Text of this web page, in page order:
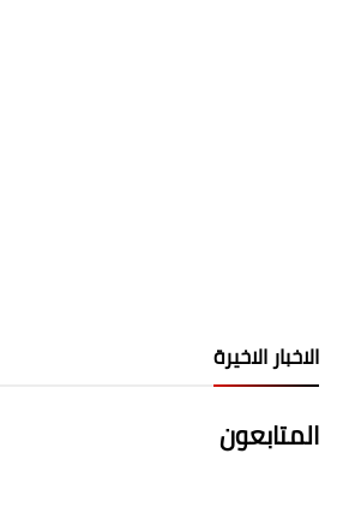
الاخبار الاخيرة
المتابعون